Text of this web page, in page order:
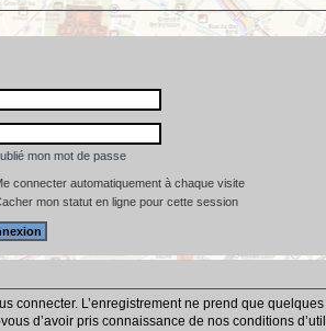
mon mot de passe
connecter automatiquement à chaque visite
mon statut en ligne pour cette session
connecter. L’enregistrement ne prend que
d’avoir pris connaissance de nos conditions